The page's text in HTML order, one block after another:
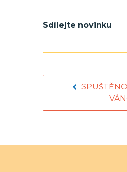
Sdílejte novinku